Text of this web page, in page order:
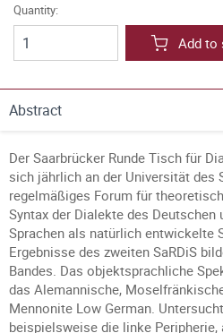
Quantity:
Add to
Abstract
Der Saarbrücker Runde Tisch für
sich jährlich an der Universität des
regelmäßiges Forum für
Syntax der Dialekte des Deutschen
Sprachen als natürlich entwickelte
Ergebnisse des zweiten SaRDiS
Bandes. Das objektsprachliche
das Alemannische,
Mennonite Low German.
beispielsweise die linke